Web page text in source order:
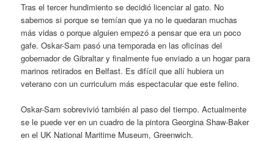
Tras el tercer hundimiento se decidió licenciar al gato. No
sabemos si porque se temían que ya no le quedaran muchas
más vidas o porque alguien empezó a pensar que era un poco
gafe. Oskar-Sam pasó una temporada en las oficinas del
gobernador de Gibraltar y finalmente fue enviado a un hogar para
marinos retirados en Belfast. Es difícil que allí hubiera un
veterano con un curriculum más espectacular que este felino.
Oskar-Sam sobrevivió también al paso del tiempo. Actualmente
se le puede ver en un cuadro de la pintora Georgina Shaw-Baker
en el UK National Maritime Museum, Greenwich.